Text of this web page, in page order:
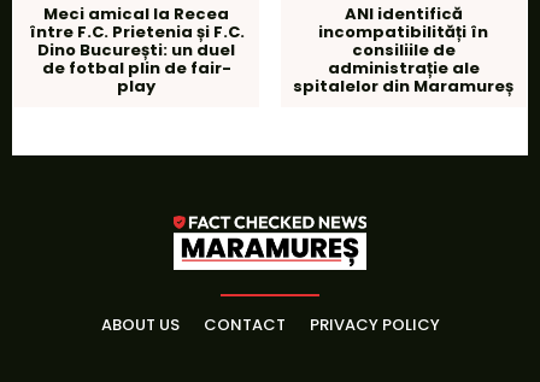
Meci amical la Recea
între F.C. Prietenia și F.C.
Dino București: un duel
de fotbal plin de fair-
play
ANI identifică
incompatibilități în
consiliile de
administrație ale
spitalelor din Maramureș
ABOUT US CONTACT PRIVACY POLICY